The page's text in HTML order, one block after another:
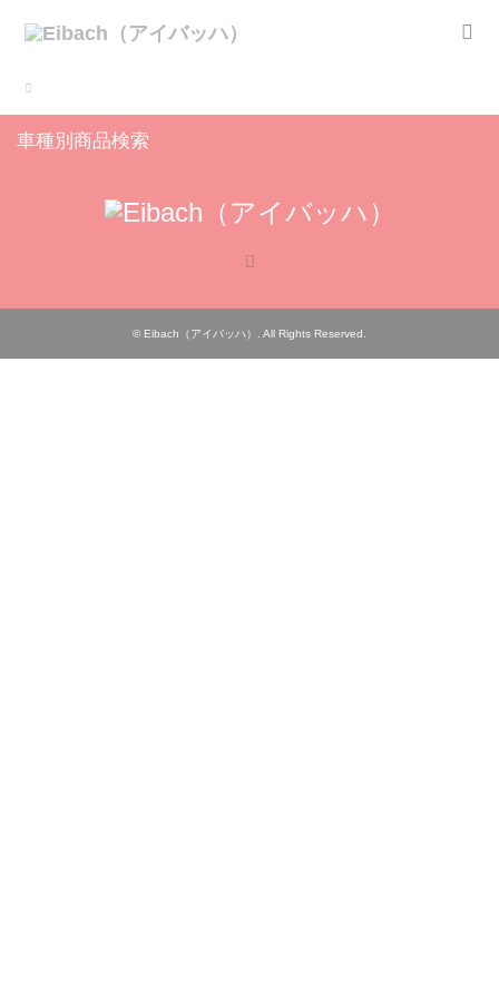
車種別商品検索
© Eibach（アイバッハ） . All Rights Reserved.